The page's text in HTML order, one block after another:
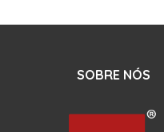
SOBRE NÓS